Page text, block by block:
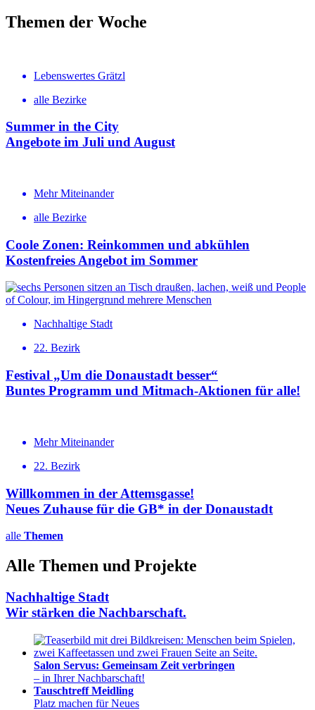
Themen der Woche
Lebenswertes Grätzl
alle Bezirke
Summer in the City
Angebote im Juli und August
Mehr Miteinander
alle Bezirke
Coole Zonen: Reinkommen und abkühlen
Kosten­freies Angebot im Sommer
Nachhaltige Stadt
22. Bezirk
Festival „Um die Donaustadt besser“
Buntes Programm und Mitmach-Aktionen für alle!
Mehr Miteinander
22. Bezirk
Willkommen in der Attemsgasse!
Neues Zuhause für die GB* in der Donaustadt
alle Themen
Alle Themen und Projekte
Nachhaltige Stadt
Wir stärken die Nachbarschaft.
Salon Servus: Gemeinsam Zeit verbringen
– in Ihrer Nachbarschaft!
Tauschtreff Meidling
Platz machen für Neues